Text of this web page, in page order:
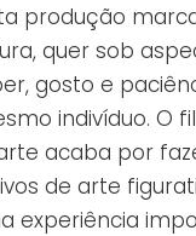
produção
quer sob
gosto e
indivíduo.
acaba por
de arte
experiência